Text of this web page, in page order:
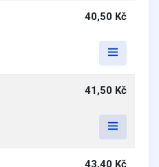
40,50 Kč
41,50 Kč
43,40 Kč